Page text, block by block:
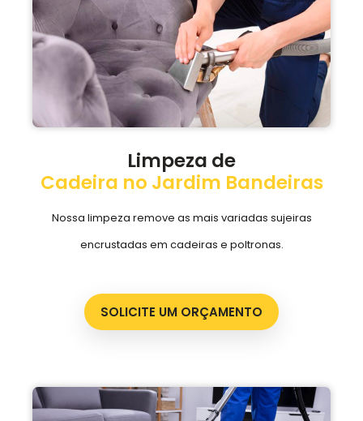
Limpeza de
Cadeira no Jardim Bandeiras
Nossa limpeza remove as mais variadas sujeiras
encrustadas em cadeiras e poltronas.
SOLICITE UM ORÇAMENTO